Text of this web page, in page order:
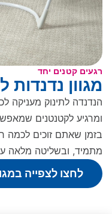
רגעים קטנים יחד
מגוון נדנדות
הנדנדה לתינוק מעניקה
ומרגיע לקטנטנים
בזמן שאתם זוכים לכמה
מתמיד, ובשליטה מלאה
לחצו לצפייה